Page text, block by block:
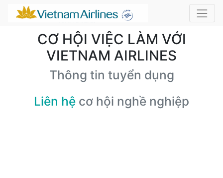
CƠ HỘI VIỆC LÀM VỚI
VIETNAM AIRLINES
Thông tin tuyển dụng
Liên hệ cơ hội nghề nghiệp